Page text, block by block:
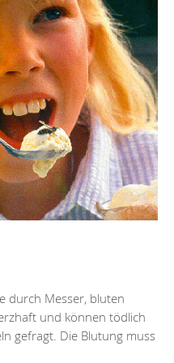
durch Messer, bluten
und können tödlich
gefragt. Die Blutung muss